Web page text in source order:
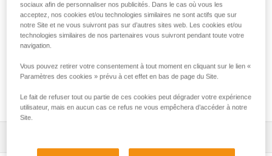
Installation du ZIGZAG en SRS pour l’accès
et le travail dans l’arbre
sociaux afin de personnaliser nos publicités. Dans le cas où vous les
acceptez, nos cookies et/ou technologies similaires ne sont actifs que sur
notre Site et ne vous suivront pas sur d’autres sites web. Les cookies et/ou
technologies similaires de nos partenaires vous suivront pendant toute votre
navigation.
Vous pouvez retirer votre consentement à tout moment en cliquant sur le lien «
Paramètres des cookies » prévu à cet effet en bas de page du Site.
Le fait de refuser tout ou partie de ces cookies peut dégrader votre expérience
utilisateur, mais en aucun cas ce refus ne vous empêchera d’accéder à notre
Site.